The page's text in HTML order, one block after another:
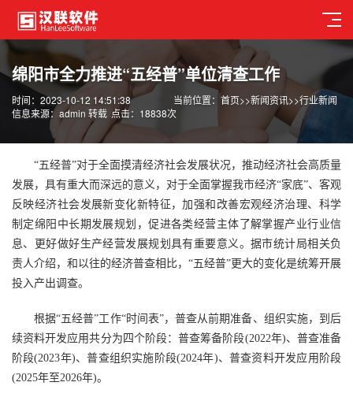
绵阳市全力推进“五经普”单位清查工作
当前位置： 首页>>新闻资讯>>行业新闻
时间：2023-10-12 14:51:38
信息来源：admin 转载 点击：18838次
“五经普”对于全面摸清经济社会发展状况，推动经济社会高质量
发展，具有重大而深远的意义，对于全面掌握我市经济“家底”、客观
反映经济社会发展新变化新特征，加强和改善宏观经济治理、科学
制定绵阳中长期发展规划，促进各类经营主体了解掌握产业行业信
息、更好做好生产经营发展规划具有重要意义。据市统计局相关负
责人介绍，和以往的经济普查相比，“五经普”更大的变化是统筹开展
投入产出调查。
根据“五经普”工作“时间表”，普查从前期准备、组织实施，到后
续资料开发应用共分为四个阶段：普查筹备阶段(2022年)、普查准备
阶段(2023年)、普查组织实施阶段(2024年)、普查资料开发应用阶段
(2025年至2026年)。